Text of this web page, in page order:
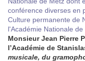
conférence diverses en
Culture permanente de
l'Académie Nationale de
Monsieur Jean Pierre
l’Académie de
musicale, du